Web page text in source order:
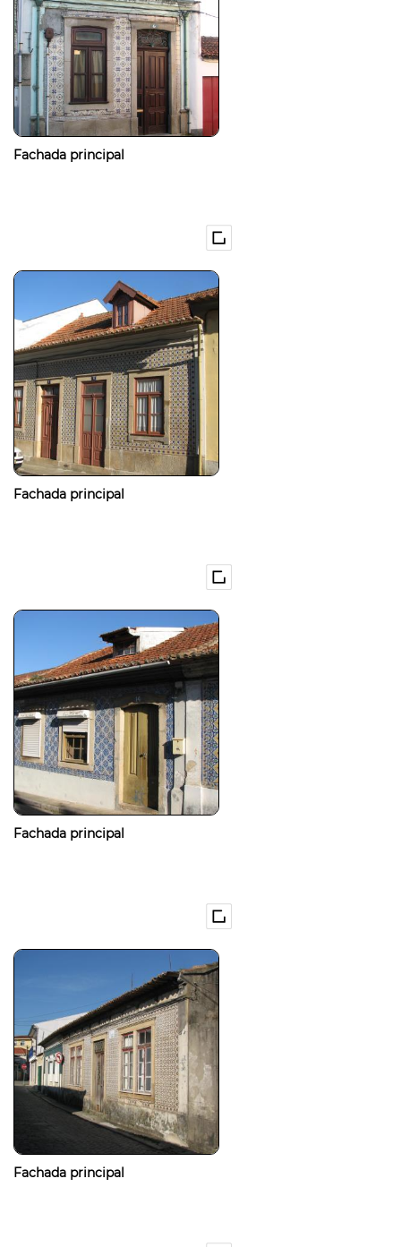
Fachada principal
Fachada principal
Fachada principal
Fachada principal